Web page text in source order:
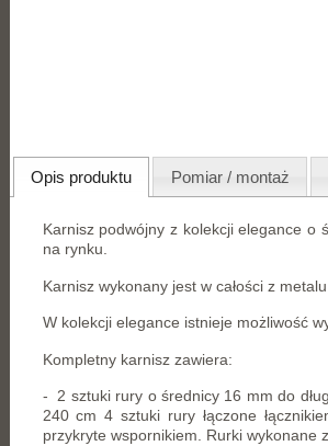
Opis produktu Pomiar / montaż
Karnisz podwójny z kolekcji elegance o
na rynku.
Karnisz wykonany jest w całości z
W kolekcji elegance istnieje możliwość
Kompletny karnisz zawiera:
- 2 sztuki rury o średnicy 16 mm do
240 cm 4 sztuki rury łączone
przykryte wspornikiem. Rurki wykonane